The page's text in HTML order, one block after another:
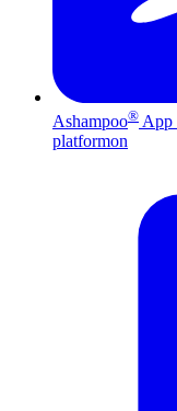
Ashampoo® App
platformon